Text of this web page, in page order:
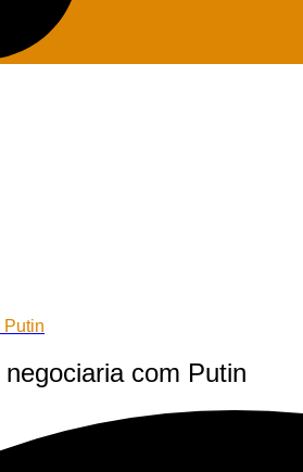
Putin
com Putin